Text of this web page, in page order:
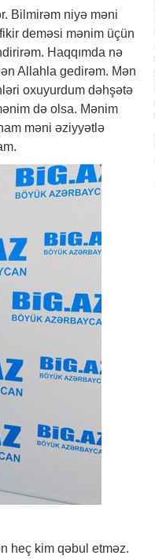
Bilmirəm niyə məni
deməsi mənim üçün
Haqqımda nə
Allahla gedirəm. Mən
oxuyurdum dəhşətə
də olsa. Mənim
məni əziyyətlə
heç kim qəbul etməz.